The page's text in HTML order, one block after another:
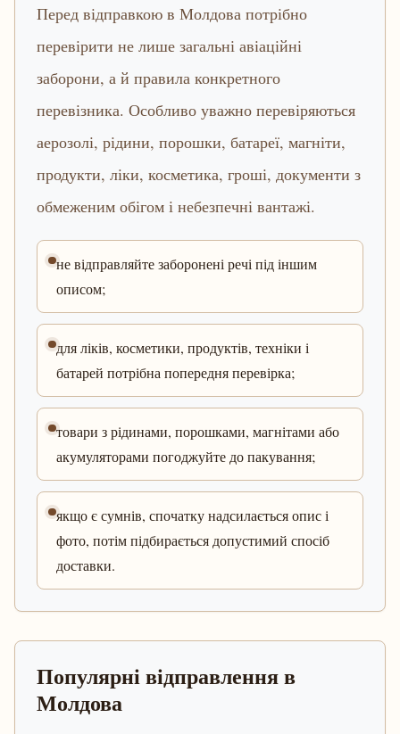
Перед відправкою в Молдова потрібно
перевірити не лише загальні авіаційні
заборони, а й правила конкретного
перевізника. Особливо уважно перевіряються
аерозолі, рідини, порошки, батареї, магніти,
продукти, ліки, косметика, гроші, документи з
обмеженим обігом і небезпечні вантажі.
не відправляйте заборонені речі під іншим
описом;
для ліків, косметики, продуктів, техніки і
батарей потрібна попередня перевірка;
товари з рідинами, порошками, магнітами або
акумуляторами погоджуйте до пакування;
якщо є сумнів, спочатку надсилається опис і
фото, потім підбирається допустимий спосіб
доставки.
Популярні відправлення в
Молдова